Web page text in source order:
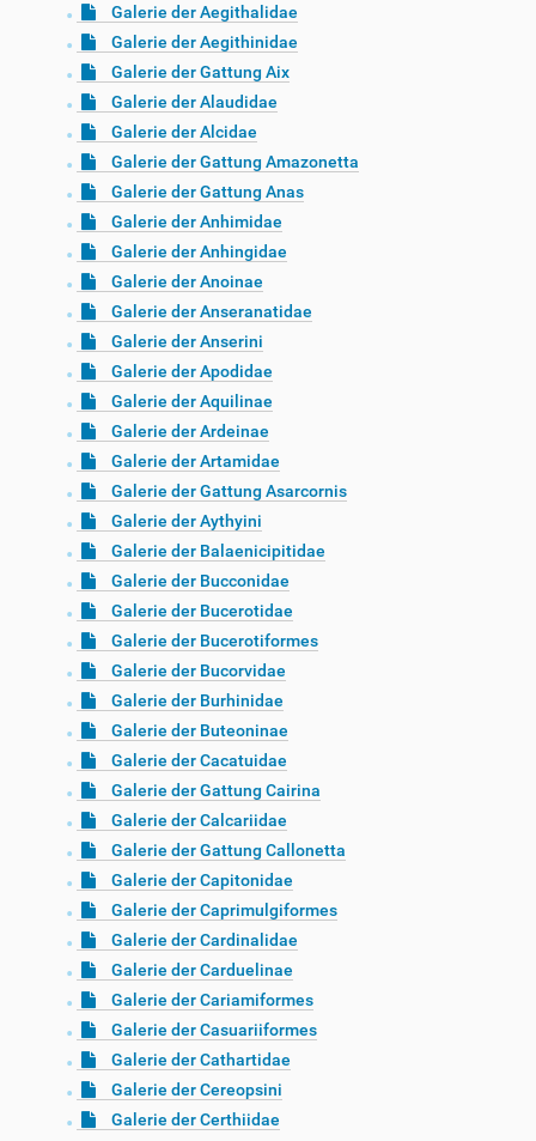
Galerie der Aegithalidae
Galerie der Aegithinidae
Galerie der Gattung Aix
Galerie der Alaudidae
Galerie der Alcidae
Galerie der Gattung Amazonetta
Galerie der Gattung Anas
Galerie der Anhimidae
Galerie der Anhingidae
Galerie der Anoinae
Galerie der Anseranatidae
Galerie der Anserini
Galerie der Apodidae
Galerie der Aquilinae
Galerie der Ardeinae
Galerie der Artamidae
Galerie der Gattung Asarcornis
Galerie der Aythyini
Galerie der Balaenicipitidae
Galerie der Bucconidae
Galerie der Bucerotidae
Galerie der Bucerotiformes
Galerie der Bucorvidae
Galerie der Burhinidae
Galerie der Buteoninae
Galerie der Cacatuidae
Galerie der Gattung Cairina
Galerie der Calcariidae
Galerie der Gattung Callonetta
Galerie der Capitonidae
Galerie der Caprimulgiformes
Galerie der Cardinalidae
Galerie der Carduelinae
Galerie der Cariamiformes
Galerie der Casuariiformes
Galerie der Cathartidae
Galerie der Cereopsini
Galerie der Certhiidae